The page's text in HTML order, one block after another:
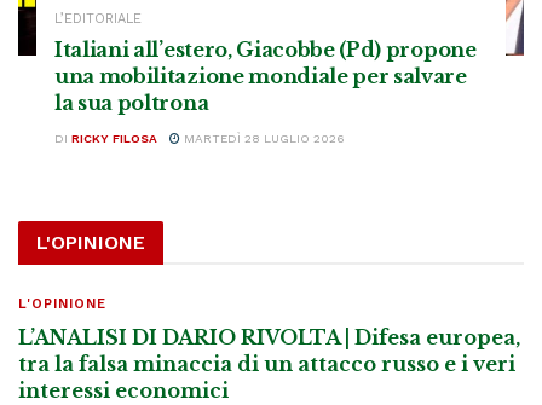
L’EDITORIALE
Italiani all’estero, Giacobbe (Pd) propone
una mobilitazione mondiale per salvare
la sua poltrona
DI RICKY FILOSA MARTEDÌ 28 LUGLIO 2026
L'OPINIONE
L'OPINIONE
L’ANALISI DI DARIO RIVOLTA | Difesa europea,
tra la falsa minaccia di un attacco russo e i veri
interessi economici